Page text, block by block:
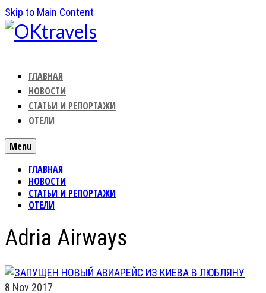
Skip to Main Content
ГЛАВНАЯ
НОВОСТИ
СТАТЬИ И РЕПОРТАЖИ
ОТЕЛИ
Menu
ГЛАВНАЯ
НОВОСТИ
СТАТЬИ И РЕПОРТАЖИ
ОТЕЛИ
Adria Airways
8 Nov 2017